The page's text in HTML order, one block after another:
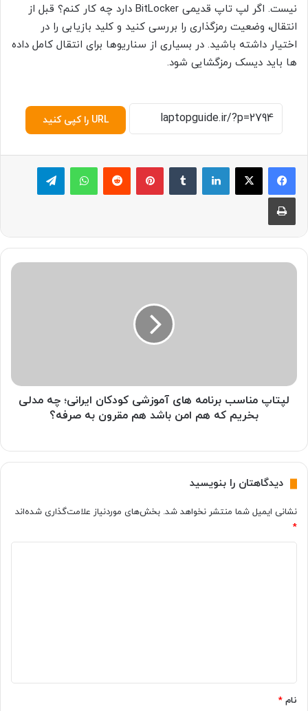
نیست. اگر لپ تاپ قدیمی BitLocker دارد چه کار کنم؟ قبل از
انتقال، وضعیت رمزگذاری را بررسی کنید و کلید بازیابی را در
اختیار داشته باشید. در بسیاری از سناریوها برای انتقال کامل داده
ها باید دیسک رمزگشایی شود.
URL را کپی کنید
لینکدین ‫تامبلر پینترست‫رددیت واتس آپ تلگرام
چاپ
لپتاپ
مدلی
بخریم
مقرون
صرفه؟
لپتاپ مناسب برنامه های آموزشی کودکان ایرانی؛ چه مدلی
بخریم که هم امن باشد هم مقرون به صرفه؟
دیدگاهتان را بنویسید
نشانی ایمیل شما منتشر نخواهد شد. بخش‌های موردنیاز علامت‌گذاری شده‌اند
*
نام *